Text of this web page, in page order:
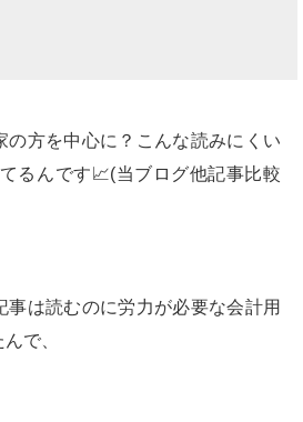
の方を中心に？こんな読みにくい
るんです📈(当ブログ他記事比較
事は読むのに労力が必要な会計用
で、